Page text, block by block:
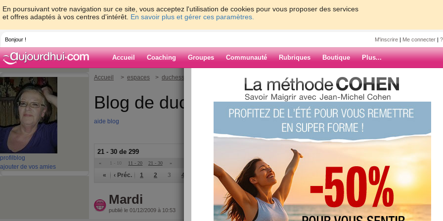
En poursuivant votre navigation sur ce site, vous acceptez l'utilisation de cookies pour vous proposer des services
et offres adaptés à vos centres d'intérêt. En savoir plus et gérer ces paramètres.
Bonjour ! M'inscrire | Me connecter |
Accueil Coaching Groupes Communauté Rubriques Boutique Plus...
profil blog
ajouter de vos amies
Accueil > espaces > duchesse55
Blog de duchesse55
aide blog
21 - 30 de 299
« 1 - 10 11 - 20 21 - 30 »
« ‹ Préc. 1 2 3 4 7 8 9 10 Suiv. ›
Mardi
publié le 01/12/2009 à 10:53 ARCHIVES